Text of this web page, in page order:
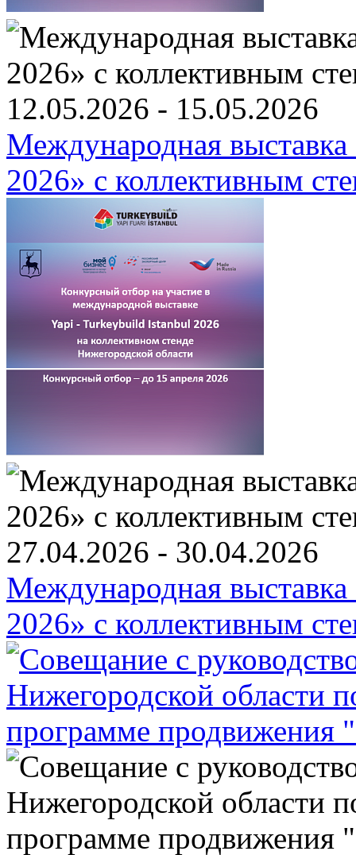
12.05.2026 - 15.05.2026
Международная
2026» c коллективным
27.04.2026 - 30.04.2026
Международная
2026» c коллективным